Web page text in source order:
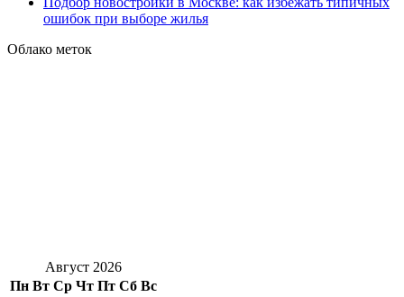
ошибок при выборе жилья
Облако меток
Август 2026
Пн Вт Ср Чт Пт Сб Вс